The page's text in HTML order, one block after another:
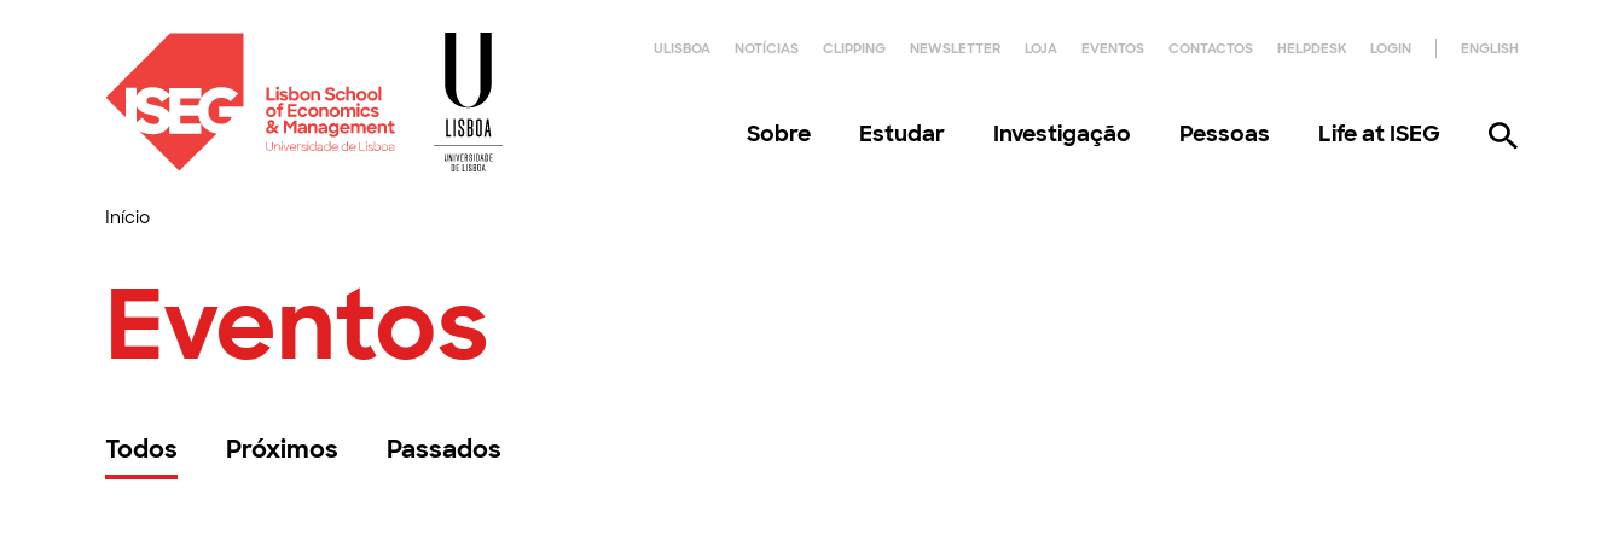
ULISBOA NOTÍCIAS CLIPPING NEWSLETTER LOJA EVENTOS CONTACTOS HELPDESK LOGIN ENGLISH
Sobre Estudar Investigação Pessoas Life at ISEG
Início
Eventos
Todos Próximos Passados